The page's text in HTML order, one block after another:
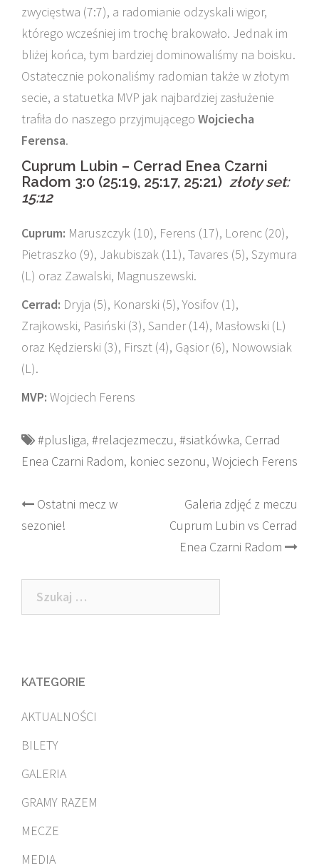
zwycięstwa (7:7), a radomianie odzyskali wigor,
którego wcześniej im trochę brakowało. Jednak im
bliżej końca, tym bardziej dominowaliśmy na boisku.
Ostatecznie pokonaliśmy radomian także w złotym
secie, a statuetka MVP jak najbardziej zasłużenie
trafiła do naszego przyjmującego Wojciecha
Ferensa.
Cuprum Lubin – Cerrad Enea Czarni
Radom 3:0 (25:19, 25:17, 25:21) złoty set:
15:12
Cuprum: Maruszczyk (10), Ferens (17), Lorenc (20),
Pietraszko (9), Jakubiszak (11), Tavares (5), Szymura
(L) oraz Zawalski, Magnuszewski.
Cerrad: Dryja (5), Konarski (5), Yosifov (1),
Zrajkowski, Pasiński (3), Sander (14), Masłowski (L)
oraz Kędzierski (3), Firszt (4), Gąsior (6), Nowowsiak
(L).
MVP: Wojciech Ferens
#plusliga, #relacjezmeczu, #siatkówka, Cerrad
Enea Czarni Radom, koniec sezonu, Wojciech Ferens
Post
navigation
Ostatni mecz w
sezonie!
Galeria zdjęć z meczu
Cuprum Lubin vs Cerrad
Enea Czarni Radom
Szukaj:
KATEGORIE
AKTUALNOŚCI
BILETY
GALERIA
GRAMY RAZEM
MECZE
MEDIA